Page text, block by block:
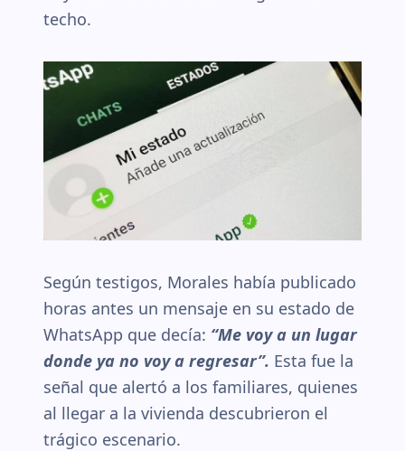
techo.
Según testigos, Morales había publicado
horas antes un mensaje en su estado de
WhatsApp que decía: “Me voy a un lugar
donde ya no voy a regresar”. Esta fue la
señal que alertó a los familiares, quienes
al llegar a la vivienda descubrieron el
trágico escenario.